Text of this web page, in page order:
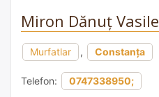
Miron Dănuț Vasile
Murfatlar , Constanța
Telefon: 0747338950;